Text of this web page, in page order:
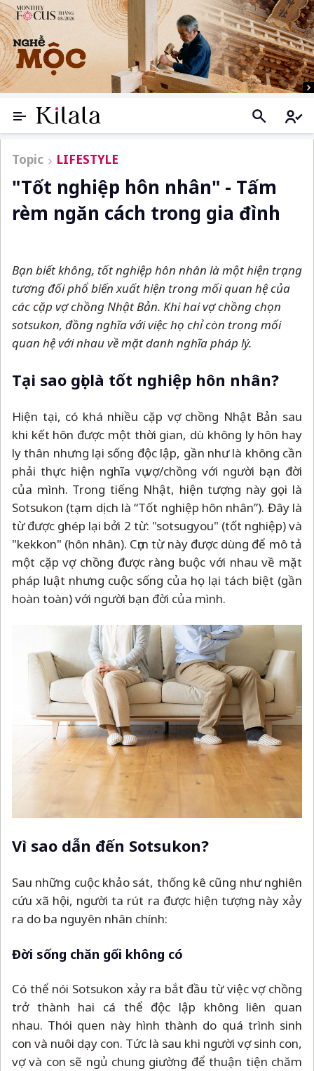
Topic LIFESTYLE
"Tốt nghiệp hôn nhân" - Tấm
rèm ngăn cách trong gia đình
Bạn biết không, tốt nghiệp hôn nhân là một hiện trạng
tương đối phổ biến xuất hiện trong mối quan hệ của
các cặp vợ chồng Nhật Bản. Khi hai vợ chồng chọn
sotsukon, đồng nghĩa với việc họ chỉ còn trong mối
quan hệ với nhau về mặt danh nghĩa pháp lý.
Tại sao gọi là tốt nghiệp hôn nhân?
Hiện tại, có khá nhiều cặp vợ chồng Nhật Bản sau
khi kết hôn được một thời gian, dù không ly hôn hay
ly thân nhưng lại sống độc lập, gần như là không cần
phải thực hiện nghĩa vụ vợ/chồng với người bạn đời
của mình. Trong tiếng Nhật, hiện tượng này gọi là
Sotsukon (tạm dịch là “Tốt nghiệp hôn nhân”). Đây là
từ được ghép lại bởi 2 từ: "sotsugyou" (tốt nghiệp) và
"kekkon" (hôn nhân). Cụm từ này được dùng để mô tả
một cặp vợ chồng được ràng buộc với nhau về mặt
pháp luật nhưng cuộc sống của họ lại tách biệt (gần
hoàn toàn) với người bạn đời của mình.
Vì sao dẫn đến Sotsukon?
Sau những cuộc khảo sát, thống kê cũng như nghiên
cứu xã hội, người ta rút ra được hiện tượng này xảy
ra do ba nguyên nhân chính:
Đời sống chăn gối không có
Có thể nói Sotsukon xảy ra bắt đầu từ việc vợ chồng
trở thành hai cá thể độc lập không liên quan
nhau. Thói quen này hình thành do quá trình sinh
con và nuôi dạy con. Tức là sau khi người vợ sinh con,
vợ và con sẽ ngủ chung giường để thuận tiện chăm